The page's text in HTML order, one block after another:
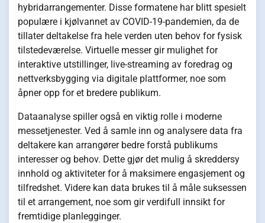
hybridarrangementer. Disse formatene har blitt spesielt
populære i kjølvannet av COVID-19-pandemien, da de
tillater deltakelse fra hele verden uten behov for fysisk
tilstedeværelse. Virtuelle messer gir mulighet for
interaktive utstillinger, live-streaming av foredrag og
nettverksbygging via digitale plattformer, noe som
åpner opp for et bredere publikum.
Dataanalyse spiller også en viktig rolle i moderne
messetjenester. Ved å samle inn og analysere data fra
deltakere kan arrangører bedre forstå publikums
interesser og behov. Dette gjør det mulig å skreddersy
innhold og aktiviteter for å maksimere engasjement og
tilfredshet. Videre kan data brukes til å måle suksessen
til et arrangement, noe som gir verdifull innsikt for
fremtidige planlegginger.